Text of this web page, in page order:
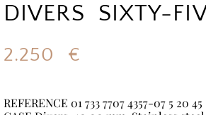
DIVERS SIXTY-
2.250 €
REFERENCE 01 733 7707 4357-07 5 20 45